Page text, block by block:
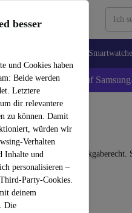
besser
und Cookies haben
Beide werden
Letztere
dir relevantere
zu können. Damit
würden wir
Verhalten
Inhalte und
personalisieren –
Party-Cookies.
deinem
Die
💰 Extra -8% auf
und 30 Tage Rückgaberecht.